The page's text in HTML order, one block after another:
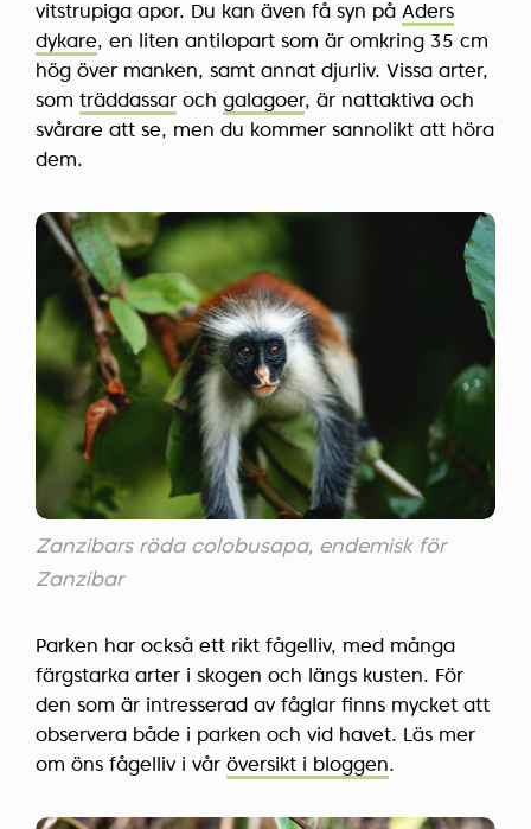
vitstrupiga apor. Du kan även få syn på Aders
dykare, en liten antilopart som är omkring 35 cm
hög över manken, samt annat djurliv. Vissa arter,
som träddassar och galagoer, är nattaktiva och
svårare att se, men du kommer sannolikt att höra
dem.
Zanzibars röda colobusapa, endemisk för
Zanzibar
Parken har också ett rikt fågelliv, med många
färgstarka arter i skogen och längs kusten. För
den som är intresserad av fåglar finns mycket att
observera både i parken och vid havet. Läs mer
om öns fågelliv i vår översikt i bloggen.